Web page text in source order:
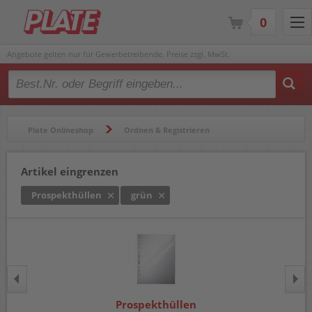
Angebote gelten nur für Gewerbetreibende. Preise zzgl. MwSt.
Type 2 or more characters for results.
Plate Onlineshop Ordnen & Registrieren
Artikel eingrenzen
Prospekthüllen grün
Prospekthüllen
0